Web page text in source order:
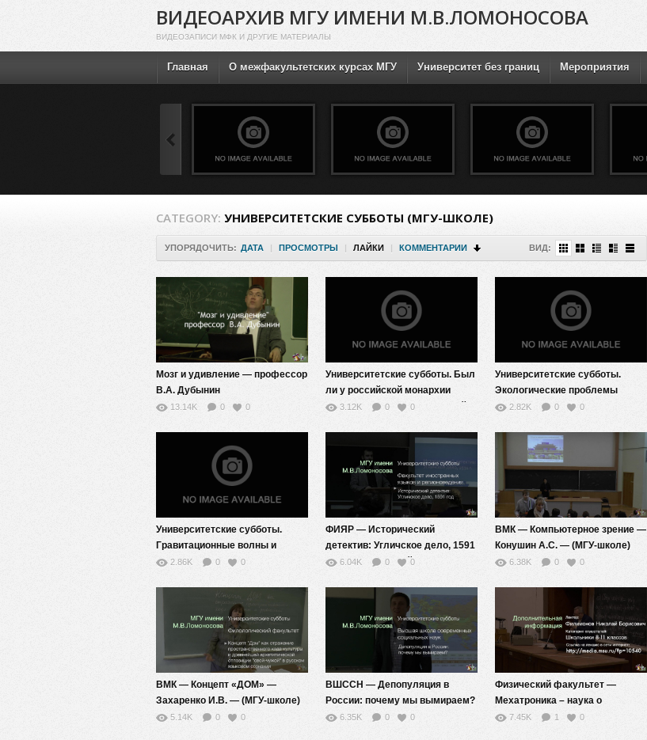
ВИДЕОАРХИВ МГУ ИМЕНИ М.В.ЛОМОНОСОВА
ВИДЕОЗАПИСИ МФК И ДРУГИЕ МАТЕРИАЛЫ
Главная О межфакультетских курсах МГУ Университет без границ Мероприятия
CATEGORY: УНИВЕРСИТЕТСКИЕ СУББОТЫ (МГУ-ШКОЛЕ)
УПОРЯДОЧИТЬ: ДАТА | ПРОСМОТРЫ | ЛАЙКИ | КОММЕНТАРИИ ВИД:
Мозг и удивление — профессор
В.А. Дубынин
13.14K 0 0
Университетские субботы. Был
ли у российской монархии
шанс? Причины Февральской
3.12K 0 0
Университетские субботы.
Экологические проблемы
мегаполисов: кто виноват и что
2.82K 0 0
Университетские субботы.
Гравитационные волны и
черные дыры.
2.86K 0 0
ФИЯР — Исторический
детектив: Угличское дело, 1591
год — Павловский И.И. —
6.04K 0 0
ВМК — Компьютерное зрение —
Конушин А.С. — (МГУ-школе)
6.38K 0 0
ВМК — Концепт «ДОМ» —
Захаренко И.В. — (МГУ-школе)
5.14K 0 0
ВШССН — Депопуляция в
России: почему мы вымираем?
— Гребенюк А.А. — (МГУ-школе)
6.35K 0 0
Физический факультет —
Мехатроника – наука о
компьютерном управлении
7.45K 1 0